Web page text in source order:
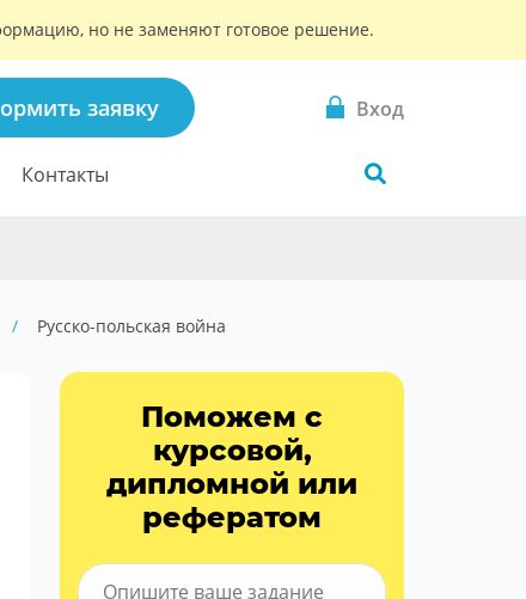
но не заменяют готовое решение.
заявку Вход
Контакты
Русско-польская война
Поможем с
курсовой,
дипломной или
рефератом